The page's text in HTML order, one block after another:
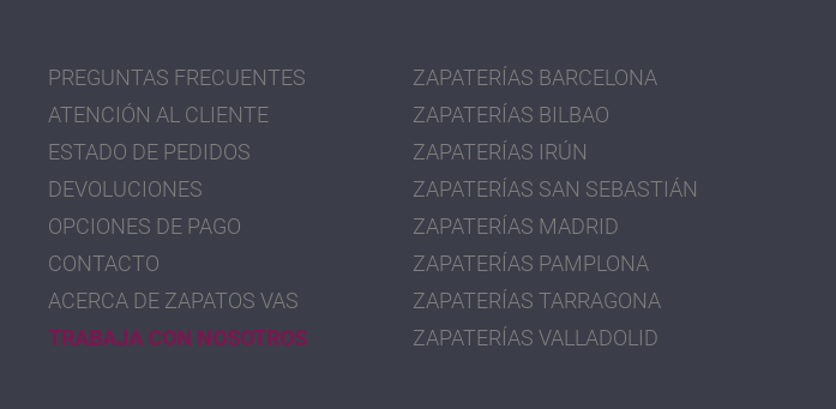
PREGUNTAS FRECUENTES
ATENCIÓN AL CLIENTE
ESTADO DE PEDIDOS
DEVOLUCIONES
OPCIONES DE PAGO
CONTACTO
ACERCA DE ZAPATOS VAS
TRABAJA CON NOSOTROS
ZAPATERÍAS BARCELONA
ZAPATERÍAS BILBAO
ZAPATERÍAS IRÚN
ZAPATERÍAS SAN SEBASTIÁN
ZAPATERÍAS MADRID
ZAPATERÍAS PAMPLONA
ZAPATERÍAS TARRAGONA
ZAPATERÍAS VALLADOLID